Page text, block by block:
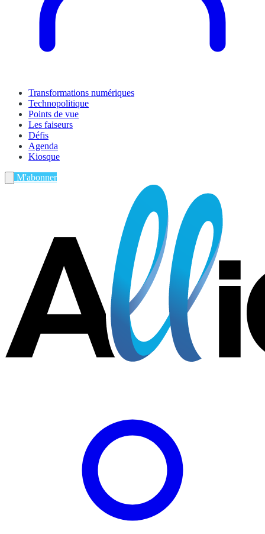
Transformations numériques
Technopolitique
Points de vue
Les faiseurs
Défis
Agenda
Kiosque
M'abonner